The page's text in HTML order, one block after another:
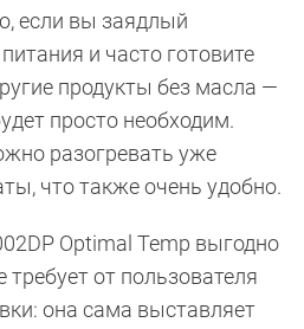
если вы заядлый
и часто готовите
продукты без масла —
просто необходим.
разогревать уже
что также очень удобно.
Optimal Temp выгодно
требует от пользователя
она сама выставляет